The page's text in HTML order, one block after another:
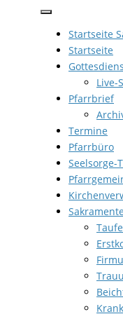
Startseite
Startseite
Live-
Pfarrbrief
Termine
Pfarrbüro
Seelsorge-
Taufe